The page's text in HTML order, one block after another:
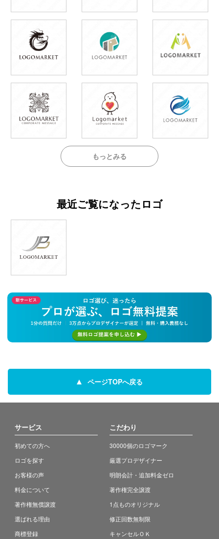
もっとみる
最近ご覧になったロゴ
ページTOPへ戻る
サービス
初めての方へ
ロゴを探す
お客様の声
料金について
著作権無償譲渡
選ばれる理由
商標登録
こだわり
30000個のロゴマーク
厳選プロデザイナー
明朗会計・追加料金ゼロ
著作権完全譲渡
1点ものオリジナル
修正回数無制限
キャンセルＯＫ